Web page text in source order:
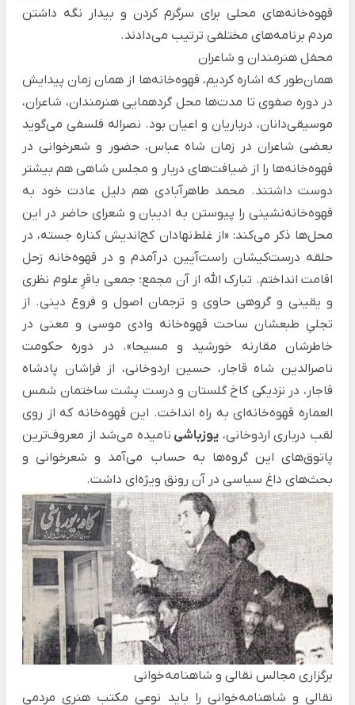
قهوه‌خانه‌های محلی برای سرگرم کردن و بیدار نگه داشتن
مردم برنامه‌های مختلفی ترتیب می‌دادند.
محفل هنرمندان و شاعران
همان‌طور که اشاره کردیم، قهوه‌خانه‌ها از همان زمان پیدایش
در دوره صفوی تا مدت‌ها محل گردهمایی هنرمندان، شاعران،
موسیقی‌دانان، درباریان و اعیان بود. نصراله فلسفی می‌گوید
بعضی شاعران در زمان شاه عباس، حضور و شعرخوانی در
قهوه‌خانه‌ها را از ضیافت‌های دربار و مجلس شاهی هم بیشتر
دوست داشتند. محمد طاهرآبادی هم دلیل عادت خود به
قهوه‌خانه‌نشینی را پیوستن به ادیبان و شعرای حاضر در این
محل‌ها ذکر می‌کند: «از غلط‌نهادان کج‌اندیش کناره جسته، در
حلقه درست‌کیشان راست‌آیین درآمدم و در قهوه‌خانه رَحل
اقامت انداختم. تبارک الله از آن مجمع؛ جمعی باقرِ علوم نظری
و یقینی و گروهی حاوی و ترجمان اصول و فروع دینی. از
تجلیِ طبعشان ساحت قهوه‌خانه وادی موسی و معنی در
خاطرشان مقارنه خورشید و مسیحا». در دوره حکومت
ناصرالدین شاه قاجار، حسین اردوخانی، از فراشان پادشاه
قاجار، در نزدیکی کاخ گلستان و درست پشت ساختمان شمس
العماره قهوه‌خانه‌ای به راه انداخت. این قهوه‌خانه که از روی
لقب درباری اردوخانی، یوزباشی نامیده می‌شد از معروف‌ترین
پاتوق‌های این گروه‌ها به حساب می‌آمد و شعرخوانی و
بحث‌های داغ سیاسی در آن رونق ویژه‌ای داشت.
برگزاری مجالس نقالی و شاهنامه‌خوانی
نقالی و شاهنامه‌خوانی را باید نوعی مکتب هنری مردمی